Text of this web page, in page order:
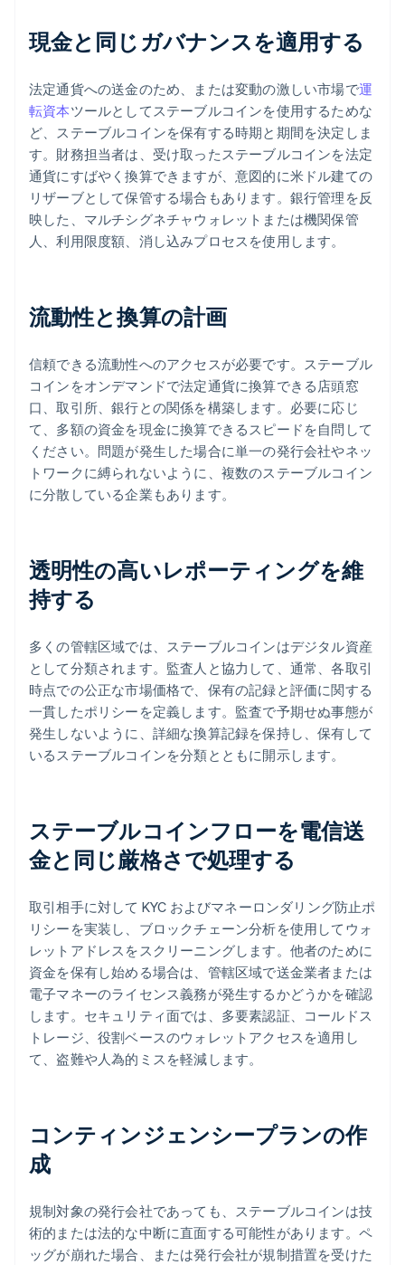
現金と同じガバナンスを適用する
法定通貨への送金のため、または変動の激しい市場で運
転資本ツールとしてステーブルコインを使用するためな
ど、ステーブルコインを保有する時期と期間を決定しま
す。財務担当者は、受け取ったステーブルコインを法定
通貨にすばやく換算できますが、意図的に米ドル建ての
リザーブとして保管する場合もあります。銀行管理を反
映した、マルチシグネチャウォレットまたは機関保管
人、利用限度額、消し込みプロセスを使用します。
流動性と換算の計画
信頼できる流動性へのアクセスが必要です。ステーブル
コインをオンデマンドで法定通貨に換算できる店頭窓
口、取引所、銀行との関係を構築します。必要に応じ
て、多額の資金を現金に換算できるスピードを自問して
ください。問題が発生した場合に単一の発行会社やネッ
トワークに縛られないように、複数のステーブルコイン
に分散している企業もあります。
透明性の高いレポーティングを維
持する
多くの管轄区域では、ステーブルコインはデジタル資産
として分類されます。監査人と協力して、通常、各取引
時点での公正な市場価格で、保有の記録と評価に関する
一貫したポリシーを定義します。監査で予期せぬ事態が
発生しないように、詳細な換算記録を保持し、保有して
いるステーブルコインを分類とともに開示します。
ステーブルコインフローを電信送
金と同じ厳格さで処理する
取引相手に対して KYC およびマネーロンダリング防止ポ
リシーを実装し、ブロックチェーン分析を使用してウォ
レットアドレスをスクリーニングします。他者のために
資金を保有し始める場合は、管轄区域で送金業者または
電子マネーのライセンス義務が発生するかどうかを確認
します。セキュリティ面では、多要素認証、コールドス
トレージ、役割ベースのウォレットアクセスを適用し
て、盗難や人為的ミスを軽減します。
コンティンジェンシープランの作
成
規制対象の発行会社であっても、ステーブルコインは技
術的または法的な中断に直面する可能性があります。ペ
ッグが崩れた場合、または発行会社が規制措置を受けた